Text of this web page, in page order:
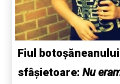
Fiul
sfâșietoare: Nu